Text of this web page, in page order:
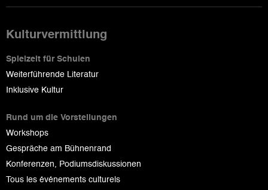
Kulturvermittlung
Spielzeit für Schulen
Weiterführende Literatur
Inklusive Kultur
Rund um die Vorstellungen
Workshops
Gespräche am Bühnenrand
Konferenzen, Podiumsdiskussionen
Tous les événements culturels